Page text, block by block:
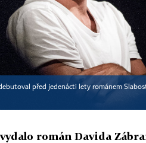
před jedenácti lety románem
román Davida